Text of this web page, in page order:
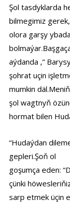
Şol tasdyklarda
bilmegimiz
olora garşy
aýdanda ,”
şohrat uçin
mumkin
şol wagtnyň
hormat bilen
“Hudaýdan
gepleri.Şoň ol
goşumça eden:
çünki
sarp etmek üçin